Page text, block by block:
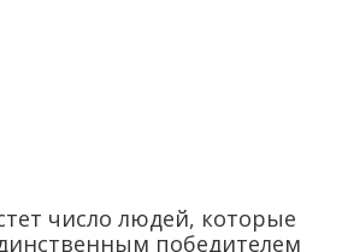
число людей, которые
победителем